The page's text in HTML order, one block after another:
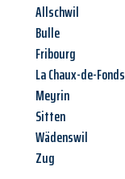
Allschwil
Bulle
Fribourg
La Chaux-de-Fonds
Meyrin
Sitten
Wädenswil
Zug